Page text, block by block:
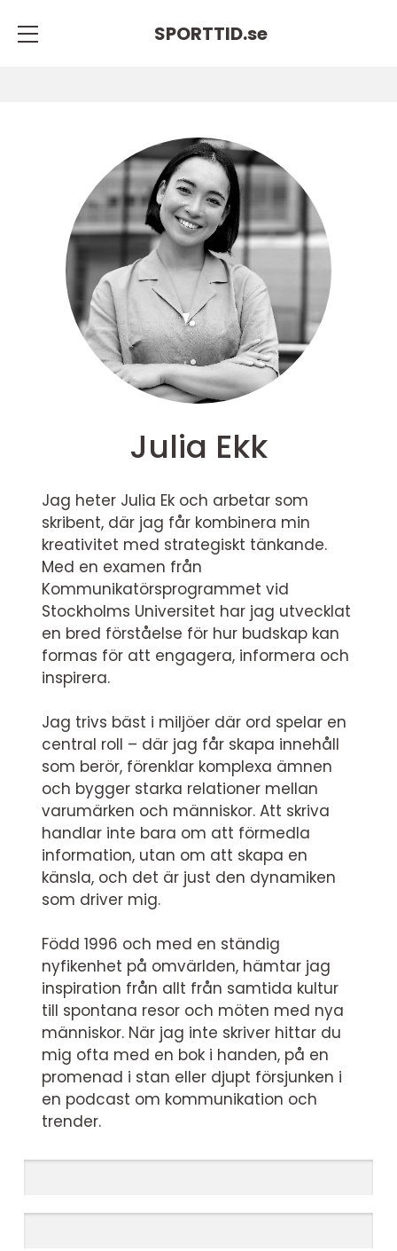
SPORTTID.se
Julia Ekk
Jag heter Julia Ek och arbetar som
skribent, där jag får kombinera min
kreativitet med strategiskt tänkande.
Med en examen från
Kommunikatörsprogrammet vid
Stockholms Universitet har jag utvecklat
en bred förståelse för hur budskap kan
formas för att engagera, informera och
inspirera.
Jag trivs bäst i miljöer där ord spelar en
central roll – där jag får skapa innehåll
som berör, förenklar komplexa ämnen
och bygger starka relationer mellan
varumärken och människor. Att skriva
handlar inte bara om att förmedla
information, utan om att skapa en
känsla, och det är just den dynamiken
som driver mig.
Född 1996 och med en ständig
nyfikenhet på omvärlden, hämtar jag
inspiration från allt från samtida kultur
till spontana resor och möten med nya
människor. När jag inte skriver hittar du
mig ofta med en bok i handen, på en
promenad i stan eller djupt försjunken i
en podcast om kommunikation och
trender.